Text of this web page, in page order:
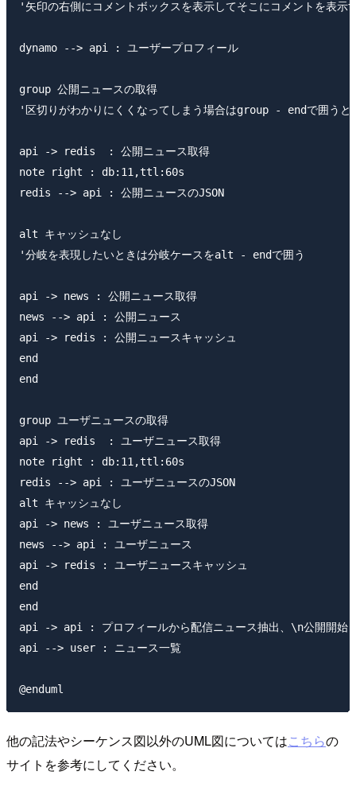
'矢印の右側にコメントボックスを表示してそこにコメントを表示
dynamo --> api : ユーザープロフィール
group 公開ニュースの取得
'区切りがわかりにくくなってしまう場合はgroup - endで囲うと
api -> redis  : 公開ニュース取得
note right : db:11,ttl:60s
redis --> api : 公開ニュースのJSON
alt キャッシュなし
'分岐を表現したいときは分岐ケースをalt - endで囲う
api -> news : 公開ニュース取得
news --> api : 公開ニュース
api -> redis : 公開ニュースキャッシュ
end
end
group ユーザニュースの取得
api -> redis  : ユーザニュース取得
note right : db:11,ttl:60s
redis --> api : ユーザニュースのJSON
alt キャッシュなし
api -> news : ユーザニュース取得
news --> api : ユーザニュース
api -> redis : ユーザニュースキャッシュ
end
end
api -> api : プロフィールから配信ニュース抽出、\n公開開始
api --> user : ニュース一覧
他の記法やシーケンス図以外のUML図についてはこちらの
サイトを参考にしてください。